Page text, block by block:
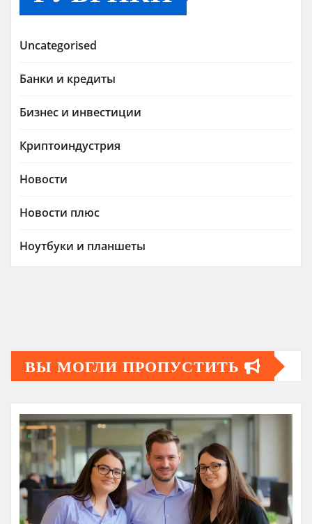
Uncategorised
Банки и кредиты
Бизнес и инвестиции
Криптоиндустрия
Новости
Новости плюс
Ноутбуки и планшеты
ВЫ МОГЛИ ПРОПУСТИТЬ